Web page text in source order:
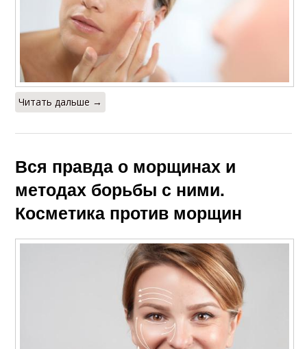
Читать дальше →
Вся правда о морщинах и
методах борьбы с ними.
Косметика против морщин